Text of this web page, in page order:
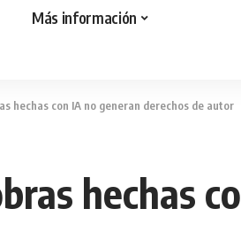
Más información
hechas con IA no generan derechos de autor
hechas